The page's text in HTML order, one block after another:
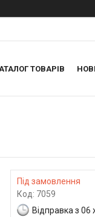
ТОВАРІВ
Під замовлення
Код: 7059
Відправка з